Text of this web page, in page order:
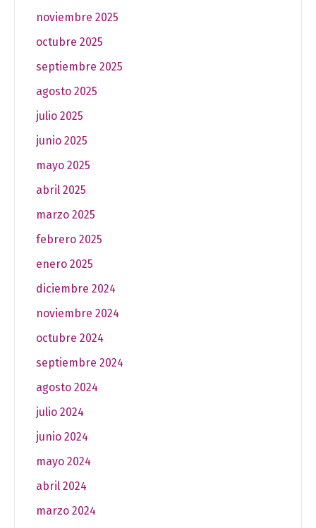
noviembre 2025
octubre 2025
septiembre 2025
agosto 2025
julio 2025
junio 2025
mayo 2025
abril 2025
marzo 2025
febrero 2025
enero 2025
diciembre 2024
noviembre 2024
octubre 2024
septiembre 2024
agosto 2024
julio 2024
junio 2024
mayo 2024
abril 2024
marzo 2024